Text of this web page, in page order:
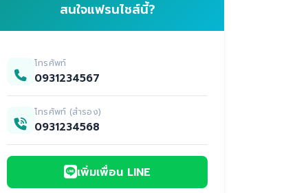
สนใจแฟรนไชส์นี้?
โทรศัพท์
0931234567
โทรศัพท์ (สำรอง)
0931234568
เพิ่มเพื่อน LINE